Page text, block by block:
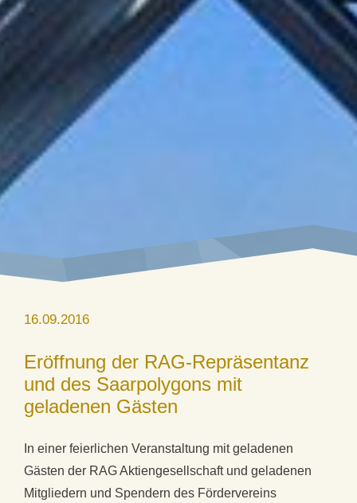
16.09.2016
Eröffnung der RAG-Repräsentanz
und des Saarpolygons mit
geladenen Gästen
In einer feierlichen Veranstaltung mit geladenen
Gästen der RAGAktiengesellschaft und geladenen
Mitgliedern und Spendern des Fördervereins